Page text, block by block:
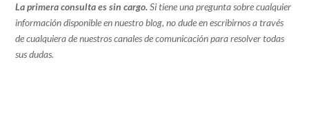
La primera consulta es sin cargo.Si tiene una pregunta sobre cualquier
información disponible en nuestro blog, no dude en escribirnos a través
de cualquiera de nuestros canales de comunicación para resolver todas
sus dudas.